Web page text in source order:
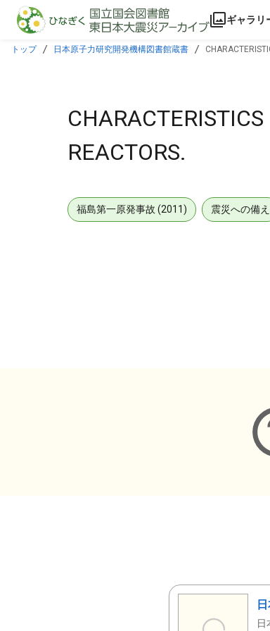
本文に飛ぶ
ギャラリ
トップ 日本原子力研究開発機構図書館蔵書
REACTORS.
福島第一原発事故 (2011) 震災への備え
日